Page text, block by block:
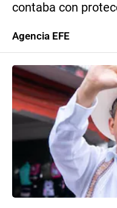
contaba con
Agencia EFE